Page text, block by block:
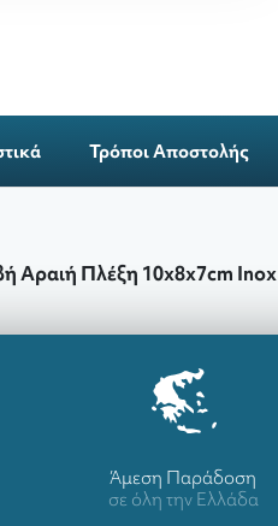
Τρόποι Αποστολής
Αραιή Πλέξη 10x8x7cm Inox
Άμεση Παράδοση
σε όλη την Ελλάδα